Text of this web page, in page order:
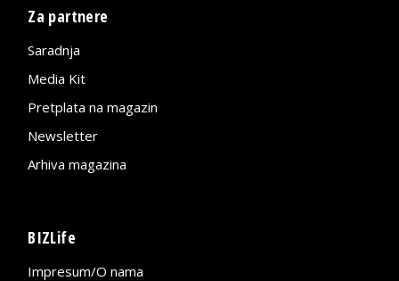
Za partnere
Saradnja
Media Kit
Pretplata na magazin
Newsletter
Arhiva magazina
BIZLife
Impresum/O nama